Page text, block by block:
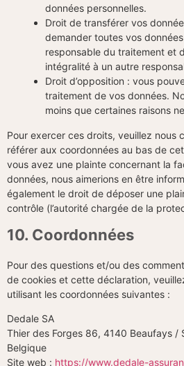
données personnelles.
Droit de transférer vos
demander toutes vos
responsable du traitement et
intégralité à un autre
Droit d’opposition : vous
traitement de vos données.
moins que certaines raisons
Pour exercer ces droits, veuillez nous
référer aux coordonnées au bas de
vous avez une plainte concernant la
données, nous aimerions en être
également le droit de déposer une
contrôle (l’autorité chargée de la
10. Coordonnées
Pour des questions et/ou des
de cookies et cette déclaration,
utilisant les coordonnées suivantes :
Dedale SA
Thier des Forges 86, 4140 Beaufays /
Belgique
Site web : https://www.dedale-